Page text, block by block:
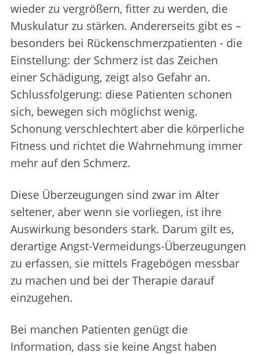
wieder zu vergrößern, fitter zu werden, die
Muskulatur zu stärken. Andererseits gibt es –
besonders bei Rückenschmerzpatienten - die
Einstellung: der Schmerz ist das Zeichen
einer Schädigung, zeigt also Gefahr an.
Schlussfolgerung: diese Patienten schonen
sich, bewegen sich möglichst wenig.
Schonung verschlechtert aber die körperliche
Fitness und richtet die Wahrnehmung immer
mehr auf den Schmerz.
Diese Überzeugungen sind zwar im Alter
seltener, aber wenn sie vorliegen, ist ihre
Auswirkung besonders stark. Darum gilt es,
derartige Angst-Vermeidungs-Überzeugungen
zu erfassen, sie mittels Fragebögen messbar
zu machen und bei der Therapie darauf
einzugehen.
Bei manchen Patienten genügt die
Information, dass sie keine Angst haben